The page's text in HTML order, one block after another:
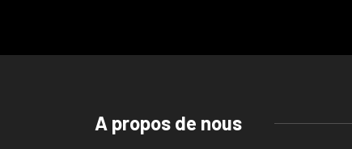
A propos de nous